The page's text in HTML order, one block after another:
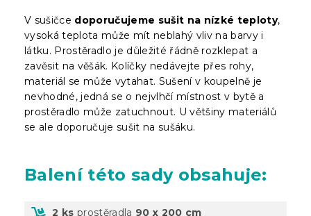
V sušičce doporučujeme sušit na nízké teploty,
vysoká teplota může mít neblahý vliv na barvy i
látku. Prostěradlo je důležité řádně rozklepat a
zavěsit na věšák. Kolíčky nedávejte přes rohy,
materiál se může vytahat. Sušení v koupelně je
nevhodné, jedná se o nejvlhčí místnost v bytě a
prostěradlo může zatuchnout. U většiny materiálů
se ale doporučuje sušit na sušáku.
Balenítéto sady obsahuje:
2 ks prostěradla 90 x 200 cm